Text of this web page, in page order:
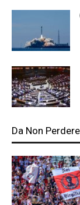
Da Non Perdere